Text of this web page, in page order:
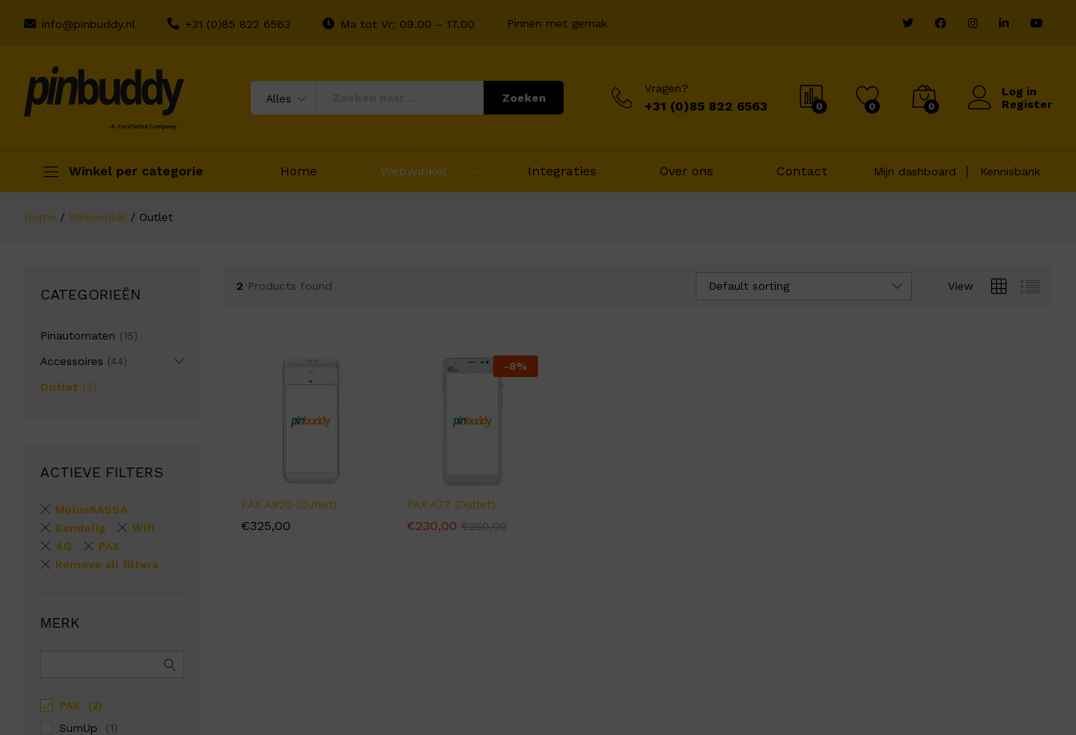
info@pinbuddy.nl +31 (0)85 822 6563 Ma tot Vr: 09.00 – 17.00 Pinnen met gemak
Alles Zoeken
Vragen?
+31 (0)85 822 6563 0 0 0
Log in
Register
Winkel per categorie Home Webwinkel Integraties Over ons Contact Mijn dashboard Kennisbank
Home / Webwinkel / Outlet
2 Products found View
Default sorting
PAX A920 (Outlet)
€325,00
€325,00
-8%
PAX A77 (Outlet)
€230,00 €250,00
€230,00 €250,00
CATEGORIEËN
Pinautomaten (15)
Accessoires (44)
Outlet (3)
ACTIEVE FILTERS
MplusKASSA
Eendelig
Wifi
4G
PAX
Remove all filters
MERK
PAX (2)
SumUp (1)